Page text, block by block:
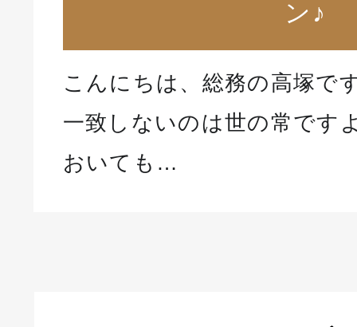
ン♪
こんにちは、総務の高塚で
一致しないのは世の常です
おいても…